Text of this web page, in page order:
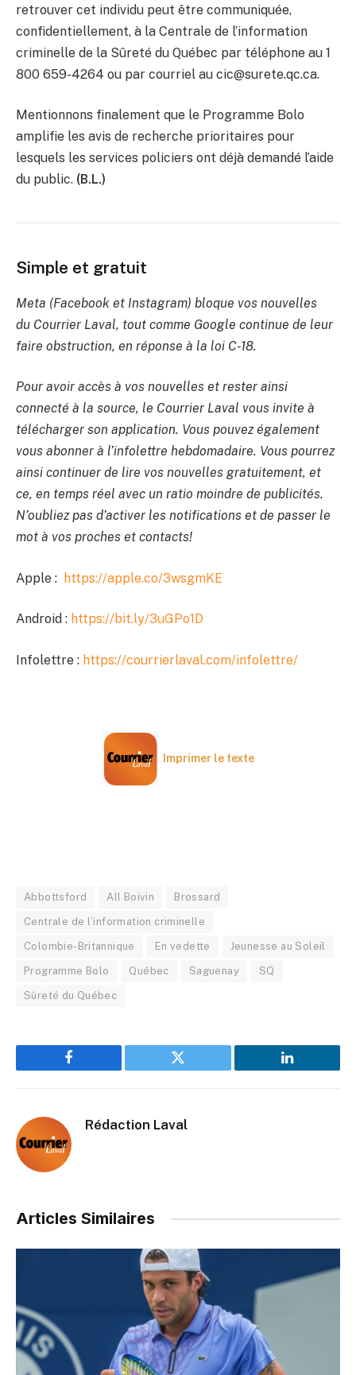
retrouver cet individu peut être communiquée,
confidentiellement, à la Centrale de l’information
criminelle de la Sûreté du Québec par téléphone au 1
800 659-4264 ou par courriel au cic@surete.qc.ca.
Mentionnons finalement que le Programme Bolo
amplifie les avis de recherche prioritaires pour
lesquels les services policiers ont déjà demandé l’aide
du public. (B.L.)
Simple et gratuit
Meta (Facebook et Instagram) bloque vos nouvelles
du Courrier Laval, tout comme Google continue de leur
faire obstruction, en réponse à la loi C-18.
Pour avoir accès à vos nouvelles et rester ainsi
connecté à la source, le Courrier Laval vous invite à
télécharger son application. Vous pouvez également
vous abonner à l’infolettre hebdomadaire. Vous pourrez
ainsi continuer de lire vos nouvelles gratuitement, et
ce, en temps réel avec un ratio moindre de publicités.
N’oubliez pas d’activer les notifications et de passer le
mot à vos proches et contacts!
Apple : https://apple.co/3wsgmKE
Android : https://bit.ly/3uGPo1D
Infolettre : https://courrierlaval.com/infolettre/
Imprimer le texte
Abbottsford All Boivin Brossard
Centrale de l’information criminelle
Colombie-Britannique En vedette Jeunesse au Soleil
Programme Bolo Québec Saguenay SQ
Sûreté du Québec
Facebook Twitter LinkedIn
Rédaction Laval
Articles Similaires